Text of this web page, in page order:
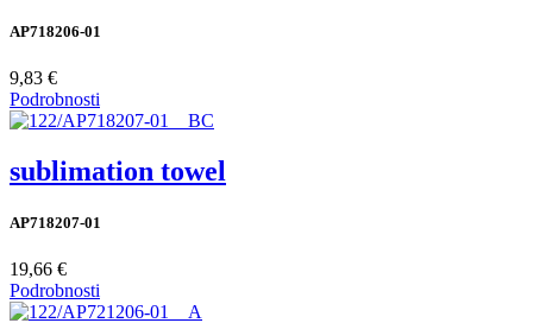
AP718206-01
9,83 €
Podrobnosti
sublimation towel
AP718207-01
19,66 €
Podrobnosti